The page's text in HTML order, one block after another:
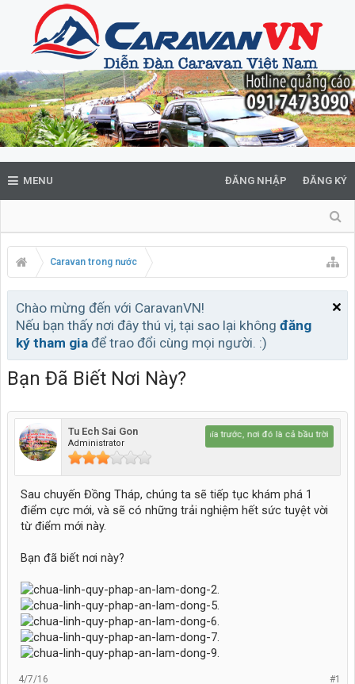
MENU ĐĂNG NHẬP ĐĂNG KÝ
Caravan trong nước
Chào mừng đến với CaravanVN!
Nếu bạn thấy nơi đây thú vị, tại sao lại không đăng
ký tham gia để trao đổi cùng mọi người. :)
Bạn Đã Biết Nơi Này?
Tu Ech Sai Gon
Administrator
Hãy lái lên phía trước, nơi đó là cả bầu trời xanh.....
Sau chuyến Đồng Tháp, chúng ta sẽ tiếp tục khám phá 1
điểm cực mới, và sẽ có những trải nghiệm hết sức tuyệt vời
từ điểm mới này.
Bạn đã biết nơi này?
#1
4/7/16